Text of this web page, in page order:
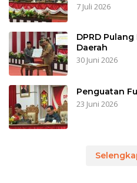
7 Juli 2026
DPRD
Daerah
30 Juni 2026
Penguatan
23 Juni 2026